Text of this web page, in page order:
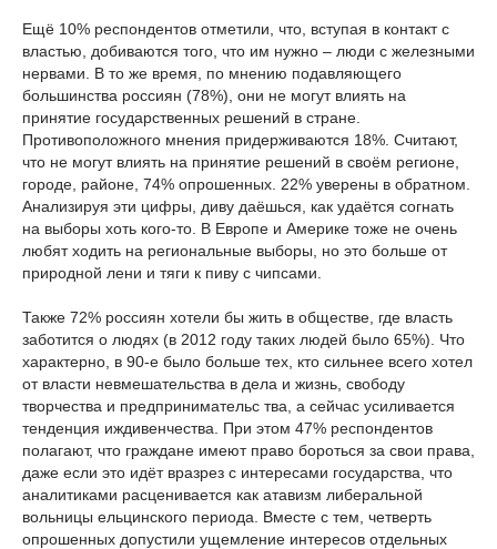
Ещё 10% респондентов отметили, что, вступая в контакт с
властью, добиваются того, что им нужно – люди с железными
нервами. В то же время, по мнению подавляющего
большинства россиян (78%), они не могут влиять на
принятие государственных решений в стране.
Противоположного мнения придерживаются 18%. Считают,
что не могут влиять на принятие решений в своём регионе,
городе, районе, 74% опрошенных. 22% уверены в обратном.
Анализируя эти цифры, диву даёшься, как удаётся согнать
на выборы хоть кого-то. В Европе и Америке тоже не очень
любят ходить на региональные выборы, но это больше от
природной лени и тяги к пиву с чипсами.
Также 72% россиян хотели бы жить в обществе, где власть
заботится о людях (в 2012 году таких людей было 65%). Что
характерно, в 90-е было больше тех, кто сильнее всего хотел
от власти невмешательства в дела и жизнь, свободу
творчества и предпринимательс тва, а сейчас усиливается
тенденция иждивенчества. При этом 47% респондентов
полагают, что граждане имеют право бороться за свои права,
даже если это идёт вразрез с интересами государства, что
аналитиками расценивается как атавизм либеральной
вольницы ельцинского периода. Вместе с тем, четверть
опрошенных допустили ущемление интересов отдельных